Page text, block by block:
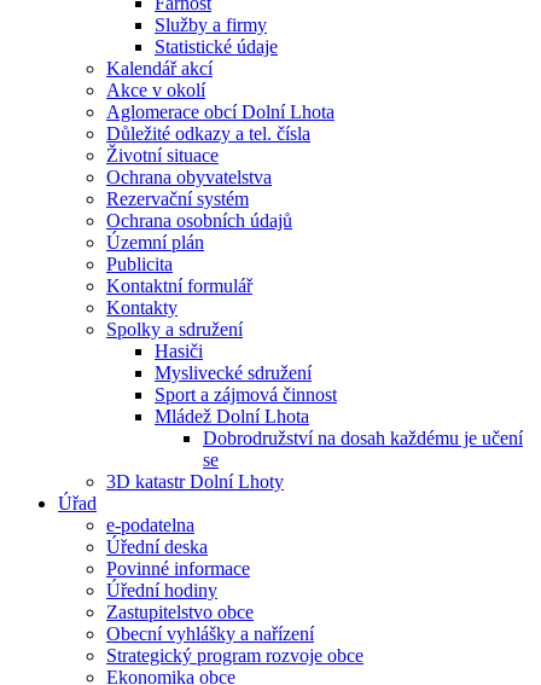
Služby a firmy
Statistické údaje
Kalendář akcí
Akce v okolí
Aglomerace obcí Dolní Lhota
Důležité odkazy a tel. čísla
Životní situace
Ochrana obyvatelstva
Rezervační systém
Ochrana osobních údajů
Územní plán
Publicita
Kontaktní formulář
Kontakty
Spolky a sdružení
Hasiči
Myslivecké sdružení
Sport a zájmová činnost
Mládež Dolní Lhota
Dobrodružství na dosah každému je učení
se
3D katastr Dolní Lhoty
Úřad
e-podatelna
Úřední deska
Povinné informace
Úřední hodiny
Zastupitelstvo obce
Obecní vyhlášky a nařízení
Strategický program rozvoje obce
Ekonomika obce